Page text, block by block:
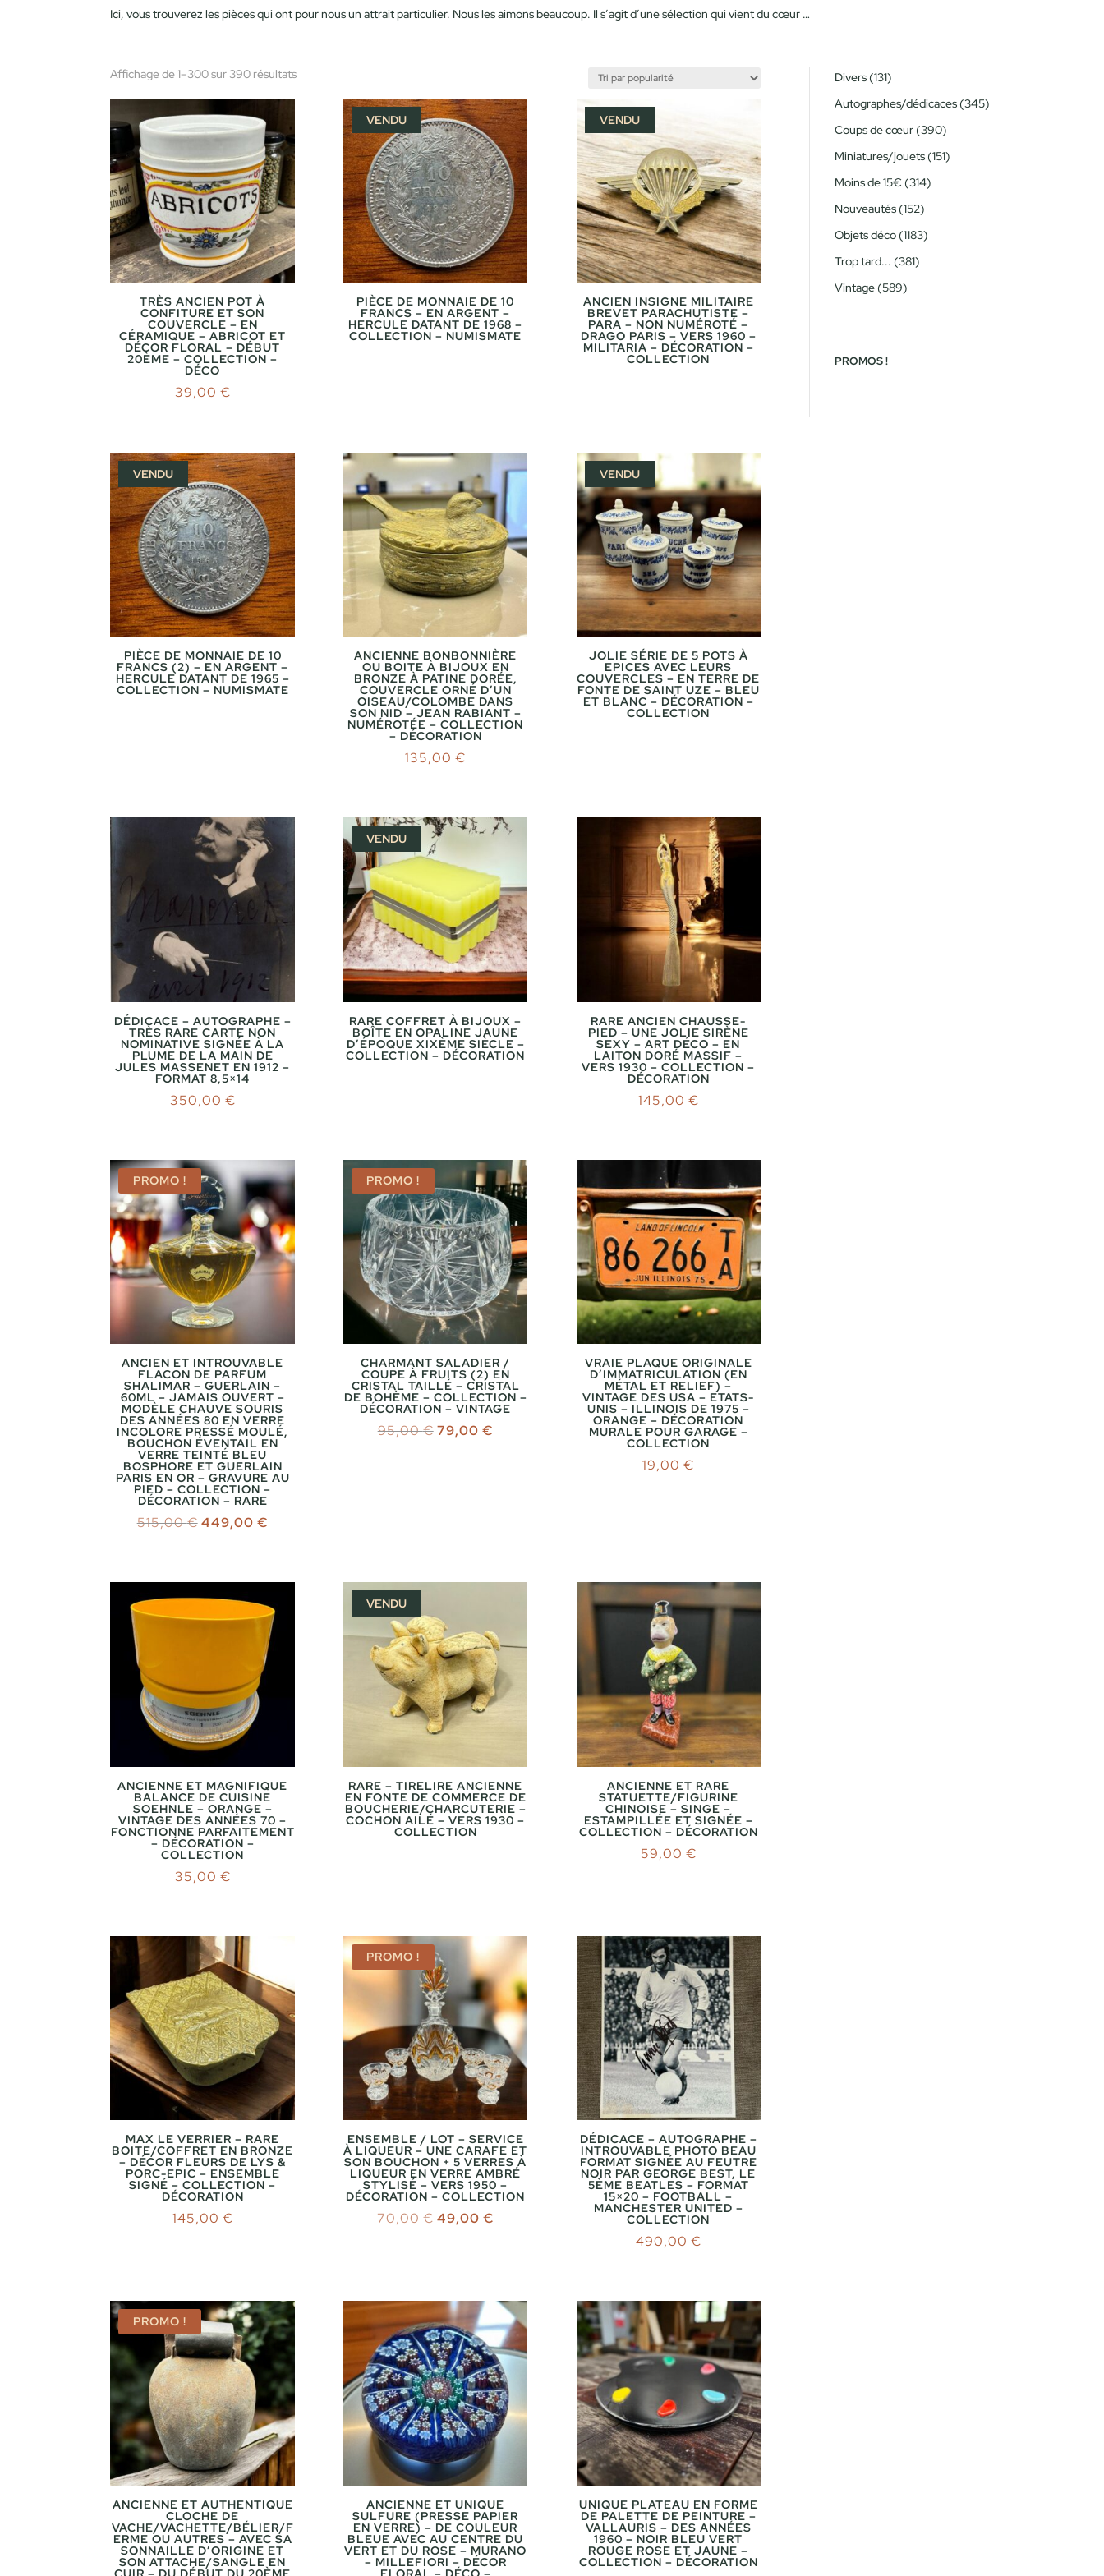
Ici, vous trouverez les pièces qui ont pour nous un attrait particulier. Nous les aimons beaucoup. Il s’agit d’une sélection qui vient du cœur …
Affichage de 1–300 sur 390 résultats
TRÈS ANCIEN POT À
CONFITURE ET SON
COUVERCLE – EN
CÉRAMIQUE – ABRICOT ET
DÉCOR FLORAL – DÉBUT
20ÈME – COLLECTION –
DÉCO
39,00 €
VENDU
PIÈCE DE MONNAIE DE 10
FRANCS – EN ARGENT –
HERCULE DATANT DE 1968 –
COLLECTION – NUMISMATE
VENDU
ANCIEN INSIGNE MILITAIRE
BREVET PARACHUTISTE –
PARA – NON NUMÉROTÉ –
DRAGO PARIS – VERS 1960 –
MILITARIA – DÉCORATION –
COLLECTION
VENDU
PIÈCE DE MONNAIE DE 10
FRANCS (2) – EN ARGENT –
HERCULE DATANT DE 1965 –
COLLECTION – NUMISMATE
ANCIENNE BONBONNIÈRE
OU BOITE À BIJOUX EN
BRONZE À PATINE DORÉE,
COUVERCLE ORNÉ D’UN
OISEAU/COLOMBE DANS
SON NID – JEAN RABIANT –
NUMÉROTÉE – COLLECTION
– DÉCORATION
135,00€
VENDU
JOLIE SÉRIE DE 5 POTS À
EPICES AVEC LEURS
COUVERCLES – EN TERRE DE
FONTE DE SAINT UZE – BLEU
ET BLANC – DÉCORATION –
COLLECTION
DÉDICACE – AUTOGRAPHE –
TRÈS RARE CARTE NON
NOMINATIVE SIGNÉE À LA
PLUME DE LA MAIN DE
JULES MASSENET EN 1912 –
FORMAT 8,5×14
350,00 €
VENDU
RARE COFFRET À BIJOUX –
BOÎTE EN OPALINE JAUNE
D’ÉPOQUE XIXÈME SIÈCLE –
COLLECTION – DÉCORATION
RARE ANCIEN CHAUSSE-
PIED – UNE JOLIE SIRÈNE
SEXY – ART DÉCO – EN
LAITON DORÉ MASSIF –
VERS 1930 – COLLECTION –
DÉCORATION
145,00 €
PROMO !
ANCIEN ET INTROUVABLE
FLACON DE PARFUM
SHALIMAR – GUERLAIN –
60ML – JAMAIS OUVERT –
MODÈLE CHAUVE SOURIS
DES ANNÉES 80 EN VERRE
INCOLORE PRESSÉ MOULÉ,
BOUCHON ÉVENTAIL EN
VERRE TEINTÉ BLEU
BOSPHORE ET GUERLAIN
PARIS EN OR – GRAVURE AU
PIED – COLLECTION –
DÉCORATION – RARE
515,00€ Le
était :
515,00 €.
449,00 €
est :
449,00 €.
PROMO !
CHARMANT SALADIER /
COUPE À FRUITS (2) EN
CRISTAL TAILLÉ – CRISTAL
DE BOHÈME – COLLECTION –
DÉCORATION – VINTAGE
95,00€ Le
79,00 €
VRAIE PLAQUE ORIGINALE
D’IMMATRICULATION (EN
MÉTAL ET RELIEF) –
VINTAGE DES USA – ETATS-
UNIS – ILLINOIS DE 1975 –
ORANGE – DÉCORATION
MURALE POUR GARAGE –
COLLECTION
19,00€
ANCIENNE ET MAGNIFIQUE
BALANCE DE CUISINE
SOEHNLE – ORANGE –
VINTAGE DES ANNÉES 70 –
FONCTIONNE PARFAITEMENT
– DÉCORATION –
COLLECTION
35,00 €
VENDU
RARE – TIRELIRE ANCIENNE
EN FONTE DE COMMERCE DE
BOUCHERIE/CHARCUTERIE –
COCHON AILÉ – VERS 1930 –
COLLECTION
ANCIENNE ET RARE
STATUETTE/FIGURINE
CHINOISE – SINGE –
ESTAMPILLÉE ET SIGNÉE –
COLLECTION – DÉCORATION
59,00 €
MAX LE VERRIER – RARE
BOITE/COFFRET EN BRONZE
– DÉCOR FLEURS DE LYS &
PORC-EPIC – ENSEMBLE
SIGNÉ – COLLECTION –
DÉCORATION
145,00 €
PROMO !
ENSEMBLE / LOT – SERVICE
À LIQUEUR – UNE CARAFE ET
SON BOUCHON + 5 VERRES À
LIQUEUR EN VERRE AMBRÉ
STYLISÉ – VERS 1950 –
DÉCORATION – COLLECTION
70,00€ Le
70,00 €.
49,00 €
49,00 €.
DÉDICACE – AUTOGRAPHE –
INTROUVABLE PHOTO BEAU
FORMAT SIGNÉE AU FEUTRE
NOIR PAR GEORGE BEST, LE
5ÈME BEATLES – FORMAT
15×20 – FOOTBALL –
MANCHESTER UNITED –
COLLECTION
490,00 €
PROMO !
ANCIENNE ET AUTHENTIQUE
CLOCHE DE
VACHE/VACHETTE/BÉLIER/F
ERME OU AUTRES – AVEC SA
SONNAILLE D’ORIGINE ET
SON ATTACHE/SANGLE EN
ANCIENNE ET UNIQUE
SULFURE (PRESSE PAPIER
EN VERRE) – DE COULEUR
BLEUE AVEC AU CENTRE DU
VERT ET DU ROSE – MURANO
– MILLEFIORI – DÉCOR
UNIQUE PLATEAU EN FORME
DE PALETTE DE PEINTURE –
VALLAURIS – DES ANNÉES
1960 – NOIR BLEU VERT
ROUGE ROSE ET JAUNE –
COLLECTION – DÉCORATION
Divers 131131
produits
Autographes/dédicaces 345345
Coups de cœur 390390
produits
Miniatures/jouets 151151
Moins de 15€ 314314
Nouveautés 152152
produits
Objets déco 11831183
Trop tard... 381381
Vintage 589589
PROMOS !